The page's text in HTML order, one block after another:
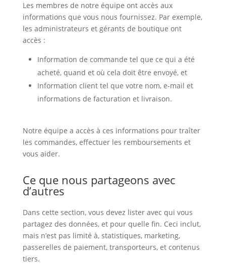
Les membres de notre équipe ont accès aux
informations que vous nous fournissez. Par exemple,
les administrateurs et gérants de boutique ont
accès :
Information de commande tel que ce qui a été
acheté, quand et où cela doit être envoyé, et
Information client tel que votre nom, e-mail et
informations de facturation et livraison.
Notre équipe a accès à ces informations pour traîter
les commandes, effectuer les remboursements et
vous aider.
Ce que nous partageons avec
d’autres
Dans cette section, vous devez lister avec qui vous
partagez des données, et pour quelle fin. Ceci inclut,
mais n’est pas limité à, statistiques, marketing,
passerelles de paiement, transporteurs, et contenus
tiers.